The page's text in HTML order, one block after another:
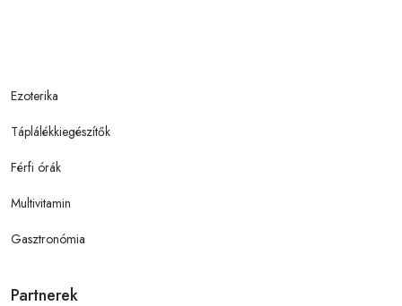
Ezoterika
Táplálékkiegészítők
Férfi órák
Multivitamin
Gasztronómia
Partnerek